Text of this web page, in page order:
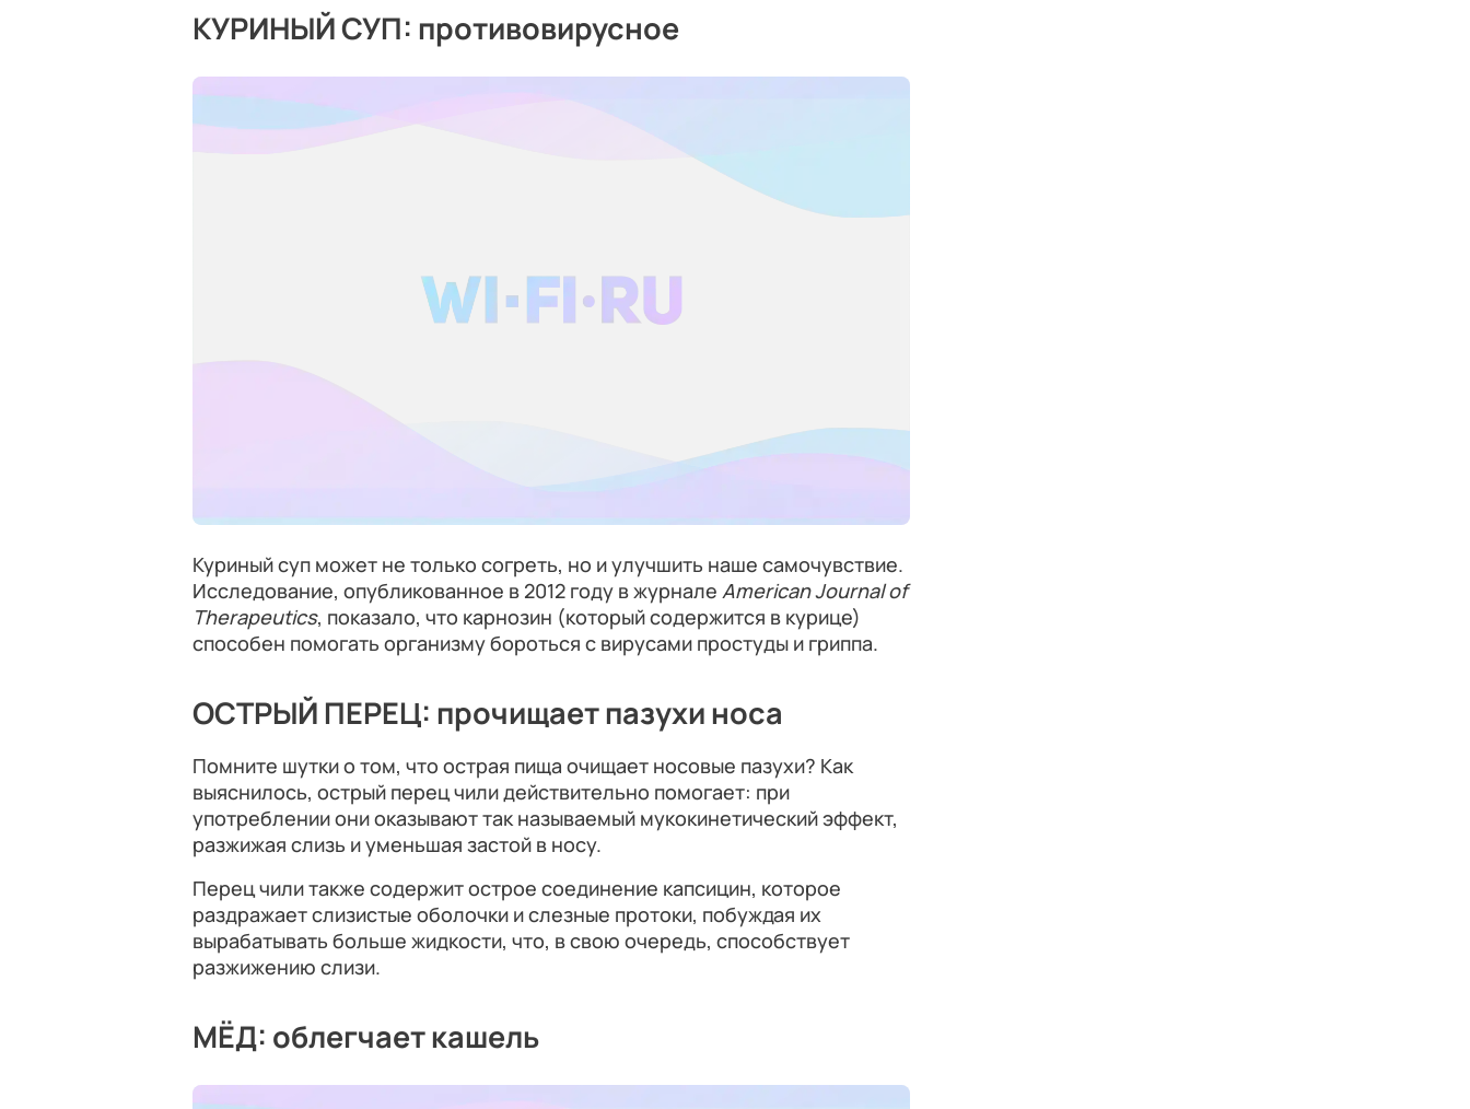
КУРИНЫЙ СУП: противовирусное
Куриный суп может не только согреть, но и улучшить наше самочувствие.
Исследование, опубликованное в 2012 году в журнале American Journal of
Therapeutics, показало, что карнозин (который содержится в курице)
способен помогать организму бороться с вирусами простуды и гриппа.
ОСТРЫЙ ПЕРЕЦ: прочищает пазухи носа
Помните шутки о том, что острая пища очищает носовые пазухи? Как
выяснилось, острый перец чили действительно помогает: при
употреблении они оказывают так называемый мукокинетический эффект,
разжижая слизь и уменьшая застой в носу.
Перец чили также содержит острое соединение капсицин, которое
раздражает слизистые оболочки и слезные протоки, побуждая их
вырабатывать больше жидкости, что, в свою очередь, способствует
разжижению слизи.
МЁД: облегчает кашель